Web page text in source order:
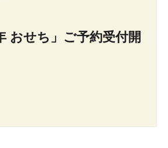
おせち」ご予約受付開